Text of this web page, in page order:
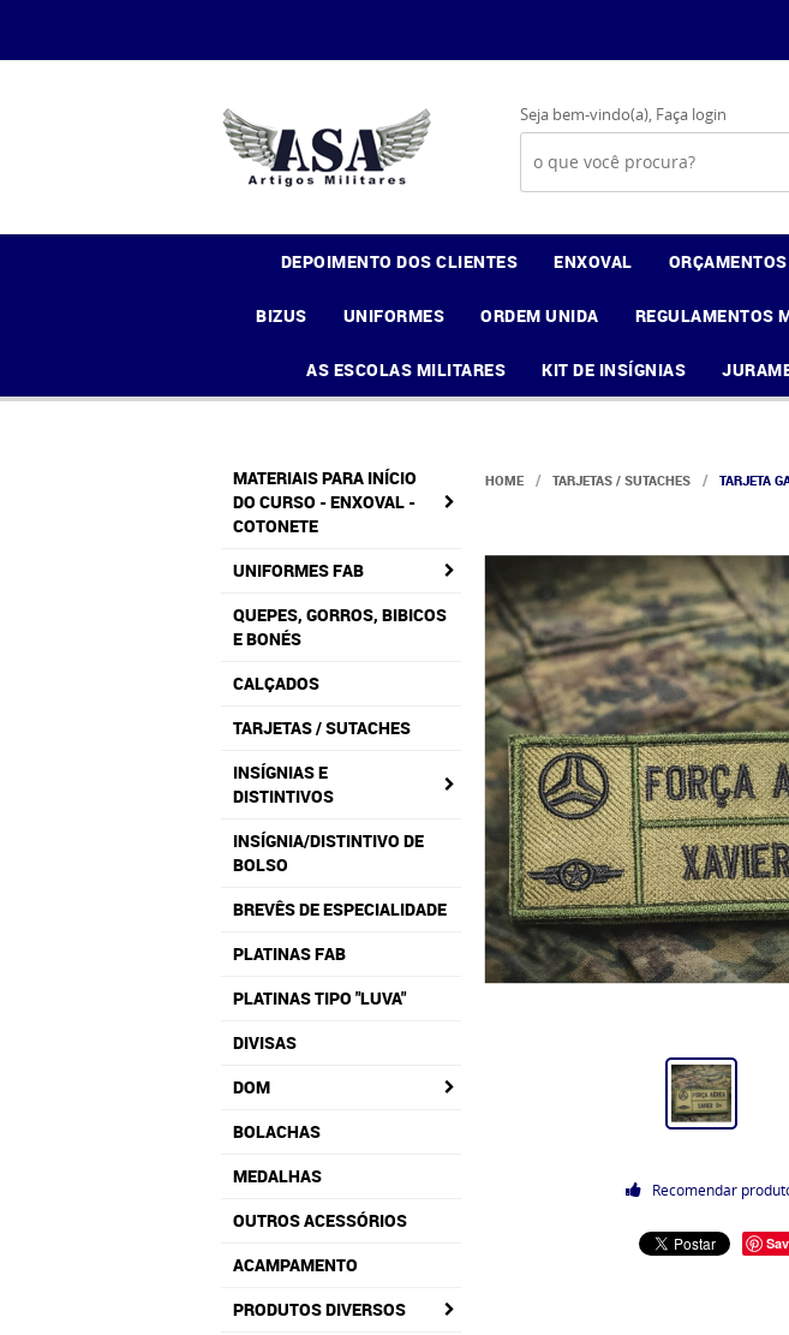
Seja bem-vindo(a), Faça login
DEPOIMENTO DOS CLIENTES ENXOVAL ORÇAMENTOS
BIZUS UNIFORMES ORDEM UNIDA REGULAMENTOS
AS ESCOLAS MILITARES KIT DE INSÍGNIAS
MATERIAIS PARA INÍCIO
DO CURSO - ENXOVAL -
COTONETE
UNIFORMES FAB
QUEPES, GORROS, BIBICOS
E BONÉS
CALÇADOS
TARJETAS / SUTACHES
INSÍGNIAS E
DISTINTIVOS
INSÍGNIA/DISTINTIVO DE
BOLSO
BREVÊS DE ESPECIALIDADE
PLATINAS FAB
PLATINAS TIPO "LUVA"
DIVISAS
DOM
BOLACHAS
MEDALHAS
OUTROS ACESSÓRIOS
ACAMPAMENTO
PRODUTOS DIVERSOS
HOME TARJETAS / SUTACHES TARJETA
Recomendar